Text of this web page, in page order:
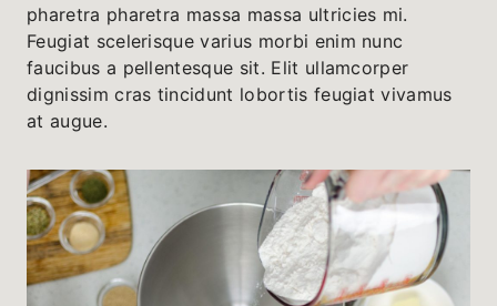
pharetra pharetra massa massa ultricies mi.
Feugiat scelerisque varius morbi enim nunc
faucibus a pellentesque sit. Elit ullamcorper
dignissim cras tincidunt lobortis feugiat vivamus
at augue.